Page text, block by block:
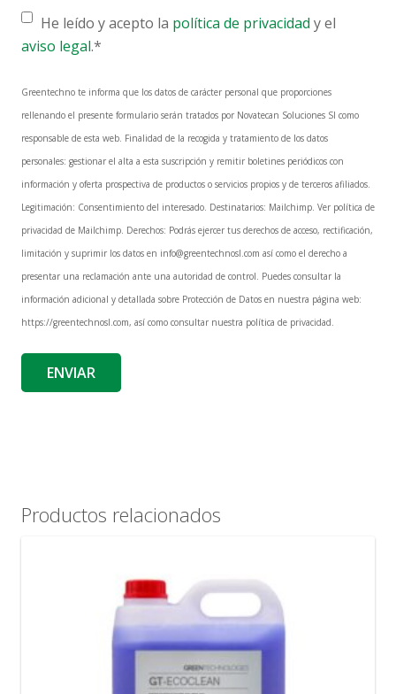
He leído y acepto la política de privacidad y el
aviso legal.*
Greentechno te informa que los datos de carácter personal que proporciones
rellenando el presente formulario serán tratados por Novatecan Soluciones Sl como
responsable de esta web. Finalidad de la recogida y tratamiento de los datos
personales: gestionar el alta a esta suscripción y remitir boletines periódicos con
información y oferta prospectiva de productos o servicios propios y de terceros afiliados.
Legitimación: Consentimiento del interesado. Destinatarios: Mailchimp. Ver política de
privacidad de Mailchimp. Derechos: Podrás ejercer tus derechos de acceso, rectificación,
limitación y suprimir los datos en info@greentechnosl.com así como el derecho a
presentar una reclamación ante una autoridad de control. Puedes consultar la
información adicional y detallada sobre Protección de Datos en nuestra página web:
https://greentechnosl.com, así como consultar nuestra política de privacidad.
Productos relacionados